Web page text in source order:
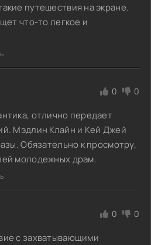
путешествия на экране.
что-то легкое и
0 0
отлично передает
Мэдлин Клайн и Кей Джей
Обязательно к просмотру,
молодежных драм.
0 0
с захватывающими